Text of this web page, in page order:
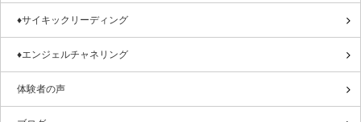
♦サイキックリーディング
♦エンジェルチャネリング
体験者の声